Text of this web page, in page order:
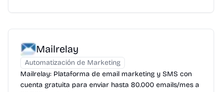
Mailrelay
Automatización de Marketing
Mailrelay: Plataforma de email marketing y SMS con
cuenta gratuita para enviar hasta 80.000 emails/mes a